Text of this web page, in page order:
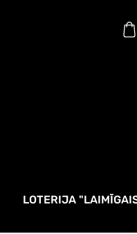
LOTERIJA